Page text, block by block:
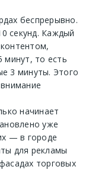
беспрерывно.
секунд. Каждый
минут, то есть
3 минуты. Этого
начинает
уже
— в городе
для рекламы
торговых